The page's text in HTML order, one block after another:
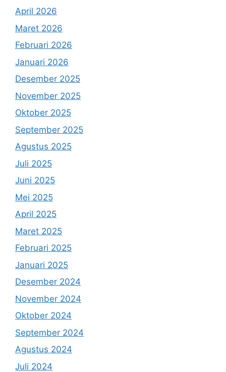
April 2026
Maret 2026
Februari 2026
Januari 2026
Desember 2025
November 2025
Oktober 2025
September 2025
Agustus 2025
Juli 2025
Juni 2025
Mei 2025
April 2025
Maret 2025
Februari 2025
Januari 2025
Desember 2024
November 2024
Oktober 2024
September 2024
Agustus 2024
Juli 2024